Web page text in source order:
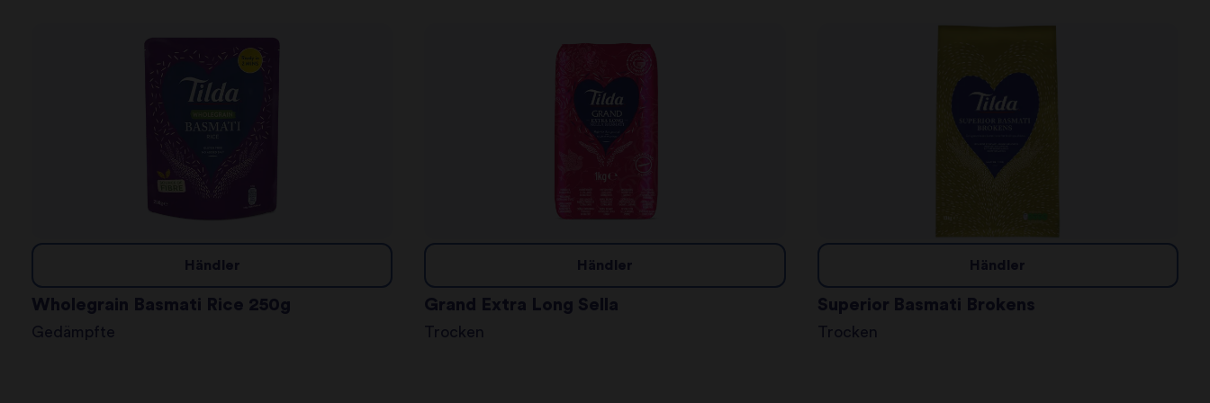
Händler
Wholegrain Basmati Rice 250g
Gedämpfte
Händler
Grand Extra Long Sella
Trocken
Händler
Superior Basmati Brokens
Trocken